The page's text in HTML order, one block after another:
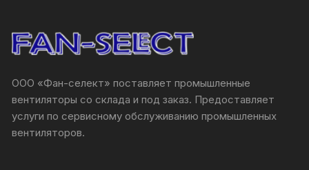
ООО «Фан-селект» поставляет промышленные
вентиляторы со склада и под заказ. Предоставляет
услуги по сервисному обслуживанию промышленных
вентиляторов.